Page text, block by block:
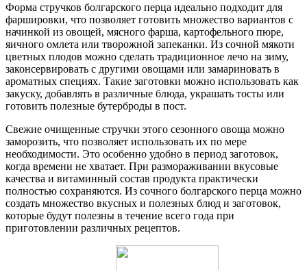
Форма стручков болгарского перца идеально подходит для
фаршировки, что позволяет готовить множество вариантов с
начинкой из овощей, мясного фарша, картофельного пюре,
яичного омлета или творожной запеканки. Из сочной мякоти
цветных плодов можно сделать традиционное лечо на зиму,
законсервировать с другими овощами или замариновать в
ароматных специях. Такие заготовки можно использовать как
закуску, добавлять в различные блюда, украшать тосты или
готовить полезные бутерброды в пост.
Свежие очищенные стручки этого сезонного овоща можно
заморозить, что позволяет использовать их по мере
необходимости. Это особенно удобно в период заготовок,
когда времени не хватает. При размораживании вкусовые
качества и витаминный состав продукта практически
полностью сохраняются. Из сочного болгарского перца можно
создать множество вкусных и полезных блюд и заготовок,
которые будут полезны в течение всего года при
приготовлении различных рецептов.